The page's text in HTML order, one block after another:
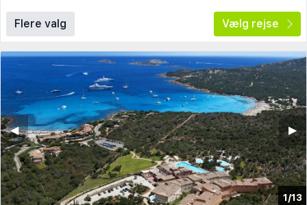
Flere valg Vælg rejse
1/13
▶︎
◀︎